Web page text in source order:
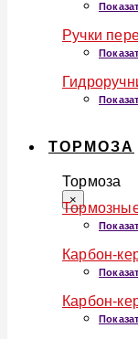
Ручки
ТОРМОЗА
Тормоза
×
Карбон-
Карбон-